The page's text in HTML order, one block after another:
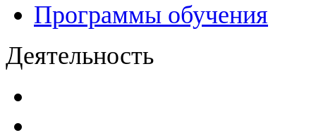
Программы обучения
Деятельность